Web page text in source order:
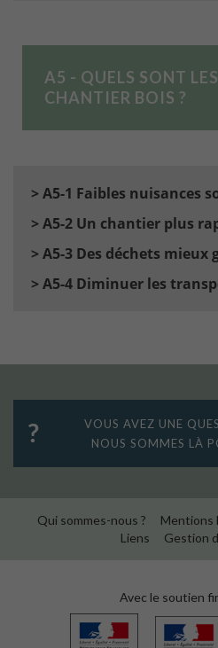
A5 - QUELS SONT
CHANTIER BOIS ?
> A5-1 Faibles nuisances
> A5-2 Un chantier plus
> A5-3 Des déchets mieux
> A5-4 Diminuer les
VOUS AVEZ UNE
NOUS SOMMES LÀ
Qui sommes-nous ? Mentions
Liens
Gestion
Avec le soutien